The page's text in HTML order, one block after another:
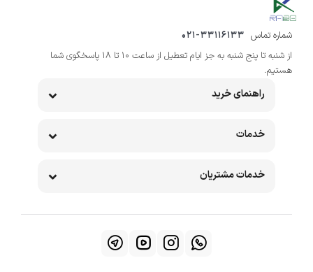
شماره تماس 021-33116133
از شنبه تا پنج شنبه به جز ایام تعطیل از ساعت 10 تا 18 پاسخگوی شما
هستیم.
راهنمای خرید
خدمات
خدمات مشتریان